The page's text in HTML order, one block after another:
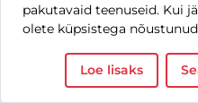
pakutavaid teenuseid. Kui
olete küpsistega
Loe lisaks